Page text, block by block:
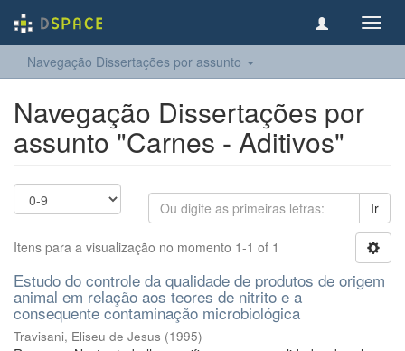
Navegação Dissertações por assunto
Navegação Dissertações por
assunto "Carnes - Aditivos"
Ir
Itens para a visualização no momento 1-1 of 1
Estudo do controle da qualidade de produtos de origem
animal em relação aos teores de nitrito e a
consequente contaminação microbiológica
Travisani, Eliseu de Jesus (1995)